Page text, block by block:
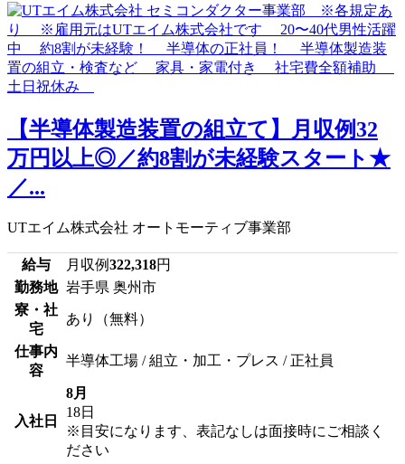
【半導体製造装置の組立て】月収例32
万円以上◎／約8割が未経験スタート★
／...
UTエイム株式会社 オートモーティブ事業部
給与 月収例322,318円
勤務地 岩手県 奥州市
寮・社
宅
あり（無料）
仕事内
容
半導体工場 / 組立・加工・プレス / 正社員
入社日
8月
18日
※目安になります、表記なしは面接時にご相談く
ださい